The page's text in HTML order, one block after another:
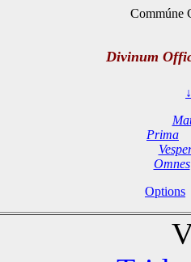
Commúne
Divinum
↓
Prima
Omnes
Options